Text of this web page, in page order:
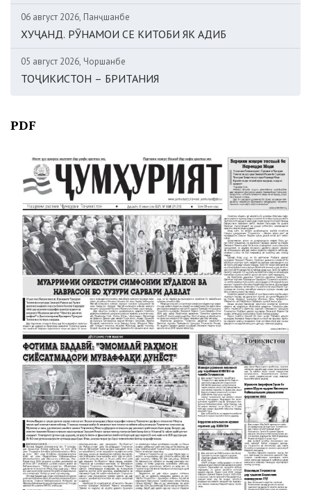
06 август 2026, Панҷшанбе
ХУҶАНД. РӮНАМОИ СЕ КИТОБИ ЯК АДИБ
05 август 2026, Чоршанбе
ТОҶИКИСТОН – БРИТАНИЯ
PDF